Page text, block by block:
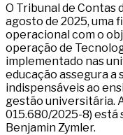
O Tribunal de Contas
agosto de 2025, uma
operacional com o
operação de
implementado nas
educação assegura a
indispensáveis ao
gestão universitária.
015.680/2025-8) está
Benjamin Zymler.